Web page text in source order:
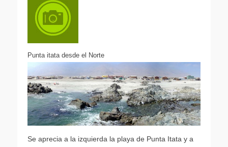
Punta itata desde el Norte
Se aprecia a la izquierda la playa de Punta Itata y a